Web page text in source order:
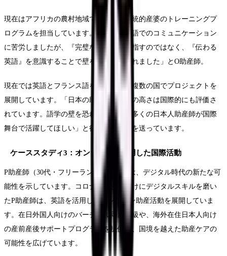
現在はアフリカの農村地域で、現地の伝統的産婆のトレーニングプ
ログラムを担当しています。「最初は英語でのコミュニケーション
に苦労しましたが、『完璧な英語』を目指すのではなく、『伝わる
英語』を意識することで壁を乗り越えられました」とO助産師。
現在では英語とフランス語を駆使して、複数の国でプロジェクトを
展開しています。「日本の助産ケアの質の高さは国際的にも評価さ
れています。語学の壁を恐れず、もっと多くの日本人助産師が国際
舞台で活躍してほしい」と後進にエールを送っています。
ケーススタディ3：オンラインを活用した国際活動
P助産師（30代・フリーランス）の事例は、デジタル時代の新たな可
能性を示しています。コロナ禍をきっかけにデジタルスキルを磨い
たP助産師は、英語を活用したオンライン助産活動を展開していま
す。在日外国人向けのバーチャル両親学級や、海外在住日本人向け
の産前産後サポートプログラムを提供し、国境を越えた助産ケアの
可能性を広げています。